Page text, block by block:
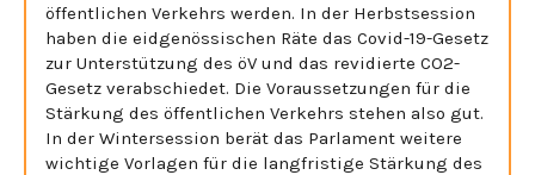
öffentlichen Verkehrs werden. In der Herbstsession
haben die eidgenössischen Räte das Covid-19-Gesetz
zur Unterstützung des öV und das revidierte CO2-
Gesetz verabschiedet. Die Voraussetzungen für die
Stärkung des öffentlichen Verkehrs stehen also gut.
In der Wintersession berät das Parlament weitere
wichtige Vorlagen für die langfristige Stärkung des